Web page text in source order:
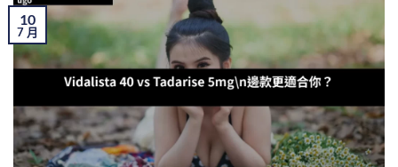
10
7 月